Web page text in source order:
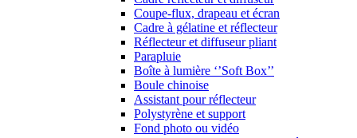
Coupe-flux, drapeau et écran
Cadre à gélatine et réflecteur
Réflecteur et diffuseur pliant
Parapluie
Boîte à lumière ‘’Soft Box’’
Boule chinoise
Assistant pour réflecteur
Polystyrène et support
Fond photo ou vidéo